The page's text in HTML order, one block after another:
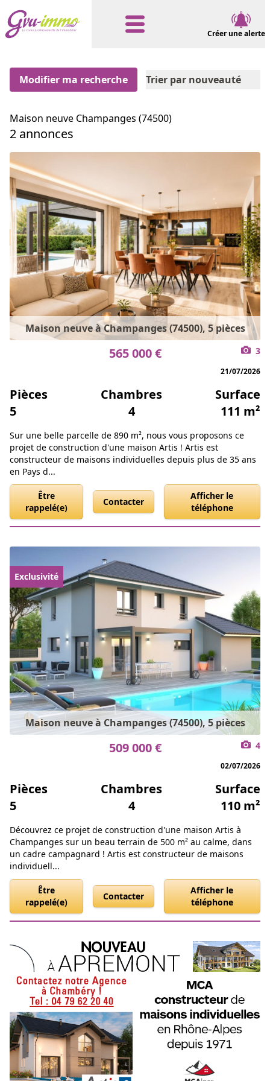
Créer une alerte
Modifier ma recherche Trier par nouveauté
Maison neuve Champanges (74500)
2 annonces
Maison neuve à Champanges (74500), 5 pièces
565 000 € 3
21/07/2026
Pièces
5
Chambres
4
Surface
111 m²
Sur une belle parcelle de 890 m², nous vous proposons ce
projet de construction d'une maison Artis ! Artis est
constructeur de maisons individuelles depuis plus de 35 ans
en Pays d...
Être
rappelé(e)
Contacter
Afficher le
téléphone
Maison neuve à Champanges (74500), 5 pièces
Exclusivité
509 000 € 4
02/07/2026
Pièces
5
Chambres
4
Surface
110 m²
Découvrez ce projet de construction d'une maison Artis à
Champanges sur un beau terrain de 500 m² au calme, dans
un cadre campagnard ! Artis est constructeur de maisons
individuell...
Être
rappelé(e)
Contacter
Afficher le
téléphone